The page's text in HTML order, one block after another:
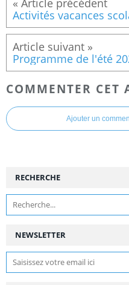
Programme de l'été
COMMENTER CET
Ajouter un
NEWSLETTER
RECHERCHE